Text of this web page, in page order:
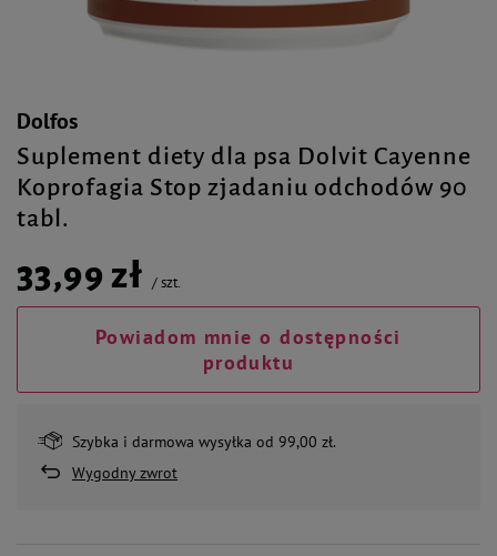
Dolfos
Suplement diety dla psa Dolvit Cayenne
Koprofagia Stop zjadaniu odchodów 90
tabl.
33,99 zł /szt.
Powiadom mnie o dostępności
produktu
Szybka i darmowa wysyłka od 99,00 zł.
Wygodny zwrot